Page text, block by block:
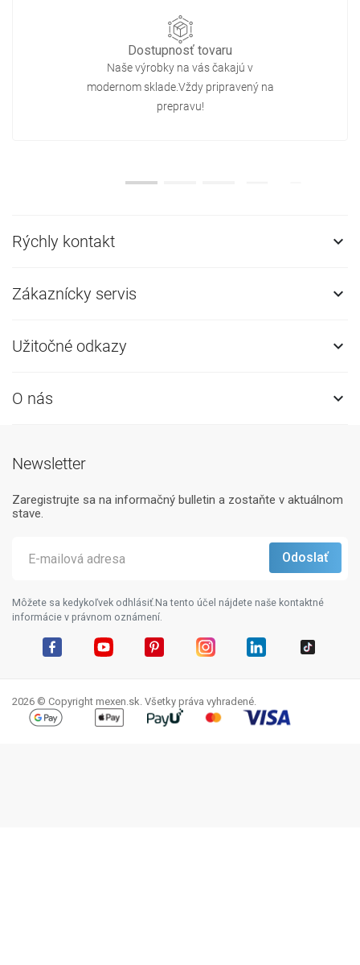
Dostupnosť tovaru
Naše výrobky na vás čakajú v
modernom sklade.Vždy pripravený na
prepravu!
Rýchly kontakt 
Zákaznícky servis 
Užitočné odkazy 
O nás 
Newsletter
Zaregistrujte sa na informačný bulletin a zostaňte v aktuálnom
stave.
Môžete sa kedykoľvek odhlásiť.Na tento účel nájdete naše kontaktné
informácie v právnom oznámení.
2026 © Copyright mexen.sk. Všetky práva vyhradené.